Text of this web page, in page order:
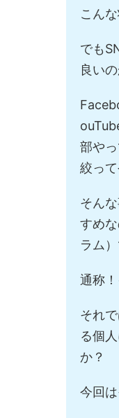
こん
でも
良い
部や
絞って
そん
すめ
ラム）
通称！
それ
る個
か？
今回